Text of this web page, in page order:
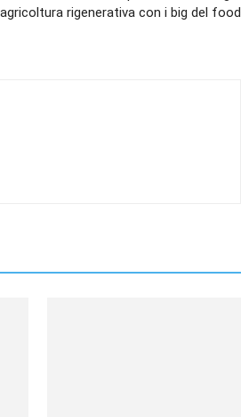
agricoltura rigenerativa con i big del food